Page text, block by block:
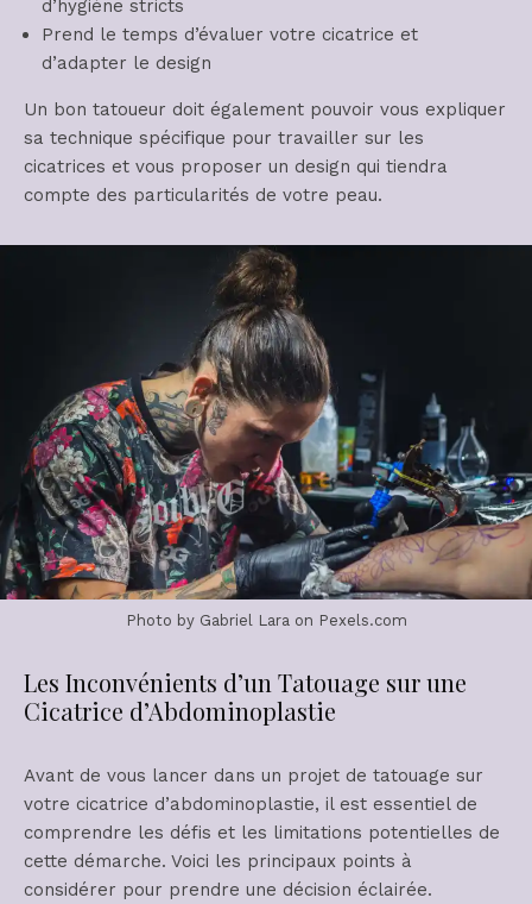
d’hygiène stricts
Prend le temps d’évaluer votre cicatrice et
d’adapter le design
Un bon tatoueur doit également pouvoir vous expliquer
sa technique spécifique pour travailler sur les
cicatrices et vous proposer un design qui tiendra
compte des particularités de votre peau.
Photo by Gabriel Lara on Pexels.com
Les Inconvénients d’un Tatouage sur une
Cicatrice d’Abdominoplastie
Avant de vous lancer dans un projet de tatouage sur
votre cicatrice d’abdominoplastie, il est essentiel de
comprendre les défis et les limitations potentielles de
cette démarche. Voici les principaux points à
considérer pour prendre une décision éclairée.